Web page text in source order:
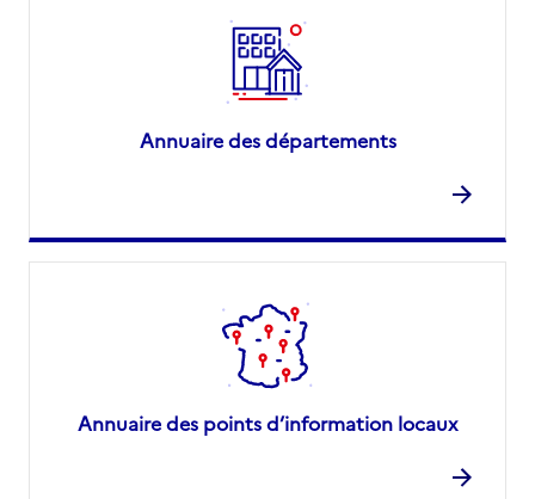
Annuaire des départements
Annuaire des points d’information locaux